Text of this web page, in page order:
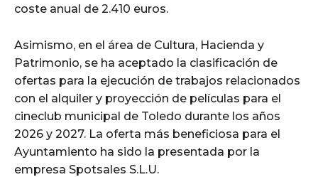
coste anual de 2.410 euros.
Asimismo, en el área de Cultura, Hacienda y
Patrimonio, se ha aceptado la clasificación de
ofertas para la ejecución de trabajos relacionados
con el alquiler y proyección de películas para el
cineclub municipal de Toledo durante los años
2026 y 2027. La oferta más beneficiosa para el
Ayuntamiento ha sido la presentada por la
empresa Spotsales S.L.U.